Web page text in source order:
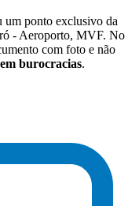
um ponto exclusivo da
- Aeroporto, MVF. No
com foto e não
burocracias.